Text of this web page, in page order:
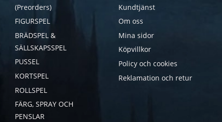
(Preorders)
FIGURSPEL
BRÄDSPEL &
SÄLLSKAPSSPEL
PUSSEL
KORTSPEL
ROLLSPEL
FÄRG, SPRAY OCH
PENSLAR
Kundtjänst
Om oss
Mina sidor
Köpvillkor
Policy och cookies
Reklamation och retur